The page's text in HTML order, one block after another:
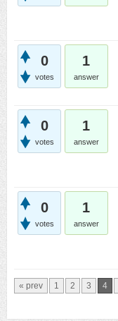
0
votes
1
answer
0
votes
1
answer
0
votes
1
answer
« prev 1 2 3 4